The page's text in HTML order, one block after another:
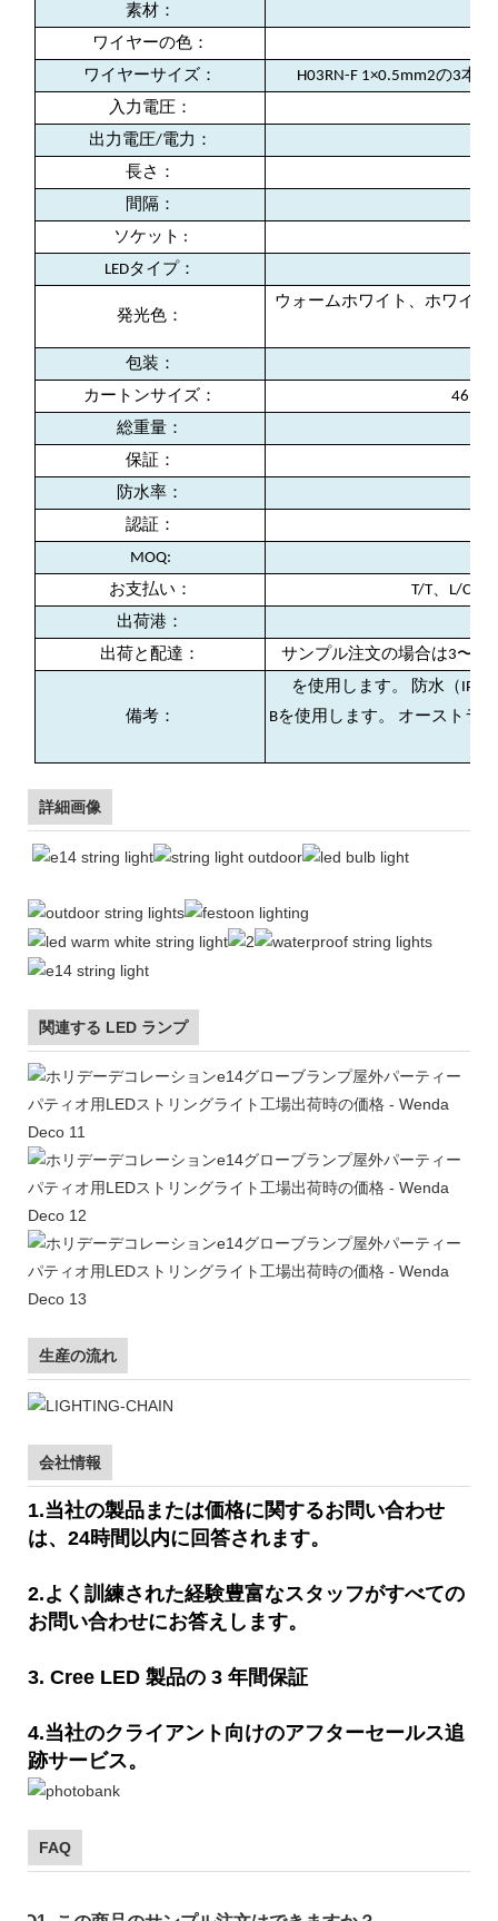
素材：
ワイヤーの色：
ワイヤーサイズ：
H03RN-F 1×0.5mm2の3本
入力電圧：
出力電圧/電力：
長さ：
間隔：
ソケット :
LEDタイプ：
発光色：
ウォームホワイト、ホワイ
包装：
カートンサイズ：
総重量：
保証：
防水率：
認証：
MOQ:
お支払い：
T/T、L/C
出荷港：
出荷と配達：
サンプル注文の場合は3〜5
備考：
を使用します。 防水（
Bを使用します。 オーストラ
詳細画像
関連する LED ランプ
生産の流れ
会社情報
1.当社の製品または価格に関するお問い合わせ
は、24時間以内に回答されます。
2.よく訓練された経験豊富なスタッフがすべての
お問い合わせにお答えします。
3. Cree LED 製品の 3 年間保証
4.当社のクライアント向けのアフターセールス追
跡サービス。
FAQ